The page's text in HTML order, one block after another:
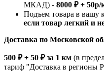
МКАД) - 8000 ₽ +
Подъем товара в вашу
если товар легкий и
Доставка по Московской
500 ₽ + 50 ₽ за 1 км (в
тариф "Доставка в регионы